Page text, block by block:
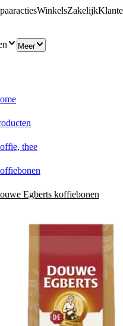
WinkelsZakelijk
Meer
thee
Egberts koffiebonen